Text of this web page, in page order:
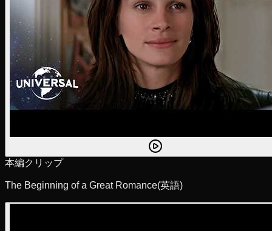
本編クリップ
The Beginning of a Great Romance(英語)